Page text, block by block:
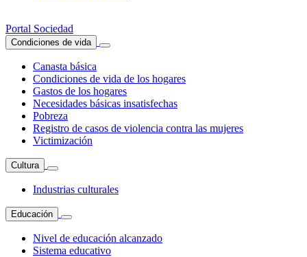
Portal Sociedad
Condiciones de vida
Canasta básica
Condiciones de vida de los hogares
Gastos de los hogares
Necesidades básicas insatisfechas
Pobreza
Registro de casos de violencia contra las mujeres
Victimización
Cultura
Industrias culturales
Educación
Nivel de educación alcanzado
Sistema educativo